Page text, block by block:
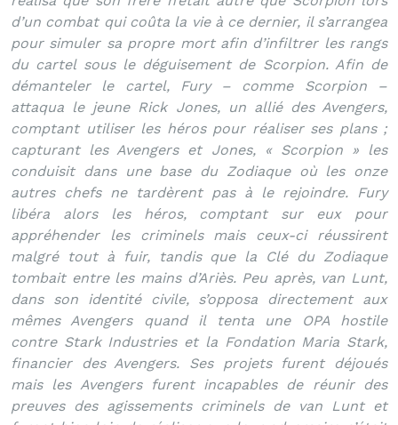
d’un combat qui coûta la vie à ce dernier, il s’arrangea
pour simuler sa propre mort afin d’infiltrer les rangs
du cartel sous le déguisement de Scorpion. Afin de
démanteler le cartel, Fury – comme Scorpion –
attaqua le jeune Rick Jones, un allié des Avengers,
comptant utiliser les héros pour réaliser ses plans ;
capturant les Avengers et Jones, « Scorpion » les
conduisit dans une base du Zodiaque où les onze
autres chefs ne tardèrent pas à le rejoindre. Fury
libéra alors les héros, comptant sur eux pour
appréhender les criminels mais ceux-ci réussirent
malgré tout à fuir, tandis que la Clé du Zodiaque
tombait entre les mains d’Ariès. Peu après, van Lunt,
dans son identité civile, s’opposa directement aux
mêmes Avengers quand il tenta une OPA hostile
contre Stark Industries et la Fondation Maria Stark,
financier des Avengers. Ses projets furent déjoués
mais les Avengers furent incapables de réunir des
preuves des agissements criminels de van Lunt et